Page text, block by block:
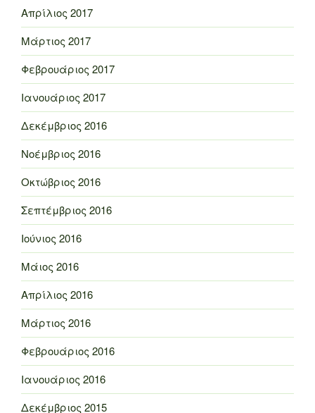
Απρίλιος 2017
Μάρτιος 2017
Φεβρουάριος 2017
Ιανουάριος 2017
Δεκέμβριος 2016
Νοέμβριος 2016
Οκτώβριος 2016
Σεπτέμβριος 2016
Ιούνιος 2016
Μάιος 2016
Απρίλιος 2016
Μάρτιος 2016
Φεβρουάριος 2016
Ιανουάριος 2016
Δεκέμβριος 2015